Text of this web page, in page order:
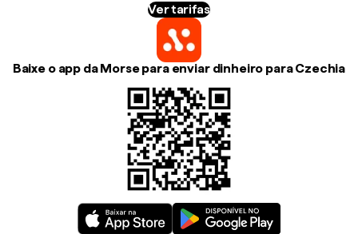
Ver tarifas
Baixe o app da Morse para enviar dinheiro para Czechia